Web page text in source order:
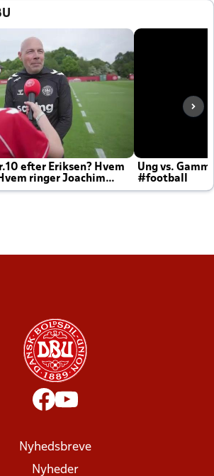
efter Eriksen? Hvem
ringer Joachim
Ung vs.
#football
Nyhedsbreve
Nyheder